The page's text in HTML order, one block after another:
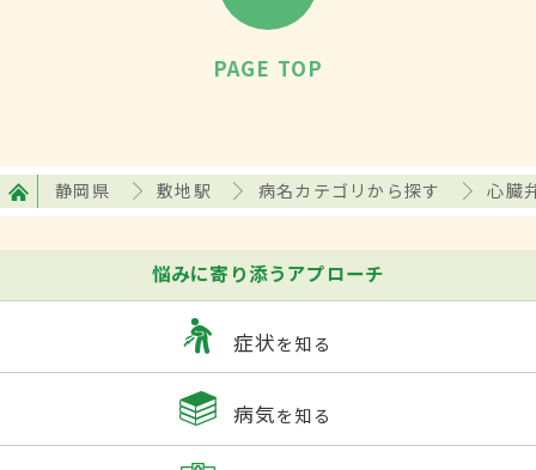
PAGE TOP
静岡県 敷地駅 病名カテゴリから探す 心臓
悩みに寄り添うアプローチ
症状を知る
病気を知る